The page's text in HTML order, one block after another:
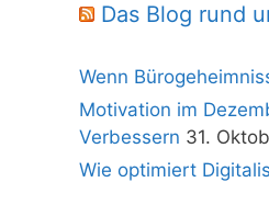
Das Blog rund
Wenn
Motivation im
Verbessern 31.
Wie optimiert